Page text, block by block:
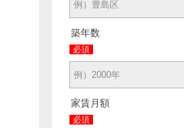
築年数
必須
家賃月額
必須